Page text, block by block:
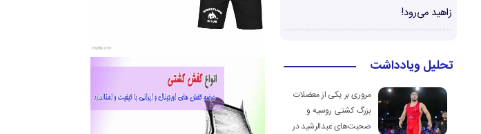
زاهید می‌رود!
تحلیل ویادداشت
مروری بر یکی از معضلات
بزرگ کشتی روسیه و
صحبت‌های عبدالرشید در